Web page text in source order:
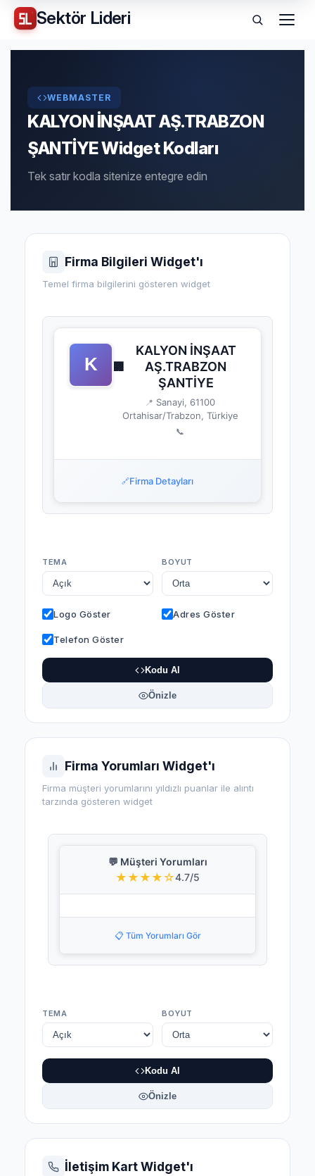
Sektör Lideri Menü
WEBMASTER
KALYON İNŞAAT AŞ.TRABZON
ŞANTİYE Widget Kodları
Tek satır kodla sitenize entegre edin
Firma Bilgileri Widget'ı
Temel firma bilgilerini gösteren widget
🏢
KALYON İNŞAAT
AŞ.TRABZON
ŞANTİYE
📍 Sanayi, 61100
Ortahisar/Trabzon, Türkiye
📞
🔗Firma Detayları
TEMA BOYUT
Logo Göster Adres Göster
Telefon Göster
Kodu Al
Önizle
Firma Yorumları Widget'ı
Firma müşteri yorumlarını yıldızlı puanlar ile alıntı
tarzında gösteren widget
💬 Müşteri Yorumları
★★★★☆4.7/5
📋 Tüm Yorumları Gör
TEMA BOYUT
Kodu Al
Önizle
İletişim Kart Widget'ı